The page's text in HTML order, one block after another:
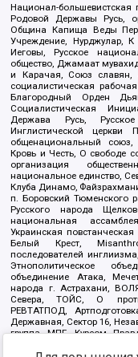
Национал-большевистская
Родовой Державы Русь,
Община Капища Веды
Учреждение, Нурджулар,
Иеговы, Русское
общество, Джамаат
и Карачая, Союз славян,
социалистическая
Благородный Орден
Социалистическая
Держава Русь,
Инглистической церкви
общенациональный союз,
Кровь и Честь, О свободе
организация
национальное единство,
Клуба Динамо,
п. Боровский Тюменского
Русского народа
национальная
Украинская
Белый Крест,
последователей
Этнополитическое
объединение Атака,
народа г. Астрахани,
Севера, ТОЙС, О
РЕВТАТПОД,
Державная, Сектор 16,
группа МПГ, Курсом